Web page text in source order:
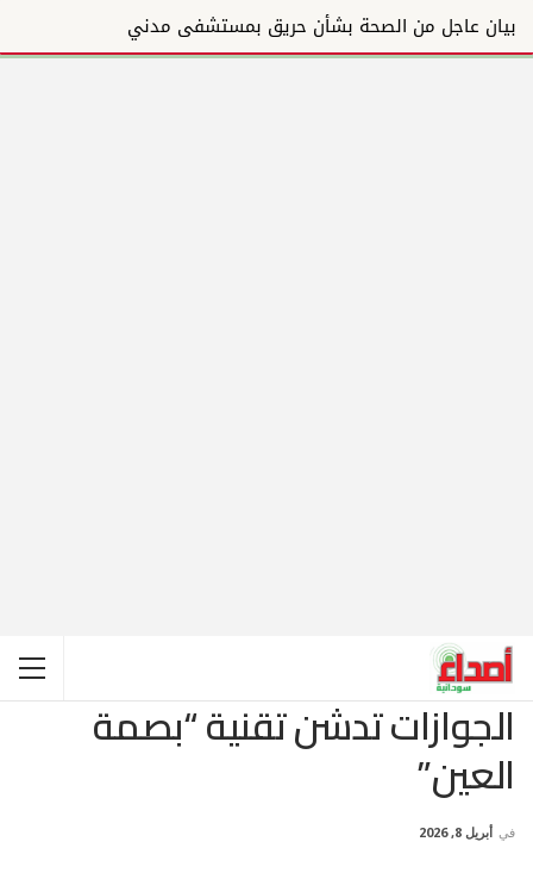
بيان عاجل من الصحة بشأن حريق بمستشفى مدني
الجوازات تدشن تقنية “بصمة
العين”
في أبريل 8, 2026